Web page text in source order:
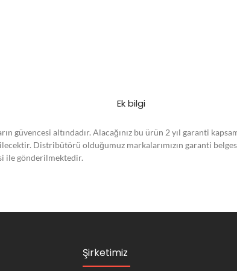
Ek bilgi
güvencesi altındadır. Alacağınız bu ürün 2 yıl garanti
Distribütörü olduğumuz markalarımızın garanti
ile gönderilmektedir.
Şirketimiz